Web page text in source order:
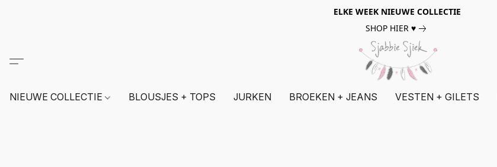
ELKE WEEK NIEUWE COLLECTIE
SHOP HIER ♥
NIEUWE COLLECTIE BLOUSJES + TOPS JURKEN BROEKEN + JEANS VESTEN + GILETS